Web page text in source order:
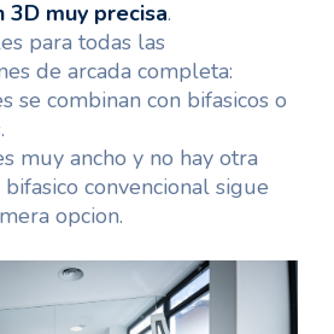
3D muy precisa.
para todas las
de arcada completa:
se combinan con bifasicos o
muy ancho y no hay otra
convencional sigue
opcion.